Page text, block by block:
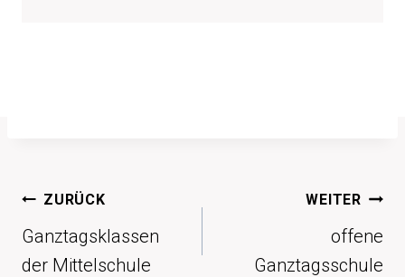
Beitragsnavigation
ZURÜCK
Ganztagsklassen
der Mittelschule
WEITER
offene
Ganztagsschule